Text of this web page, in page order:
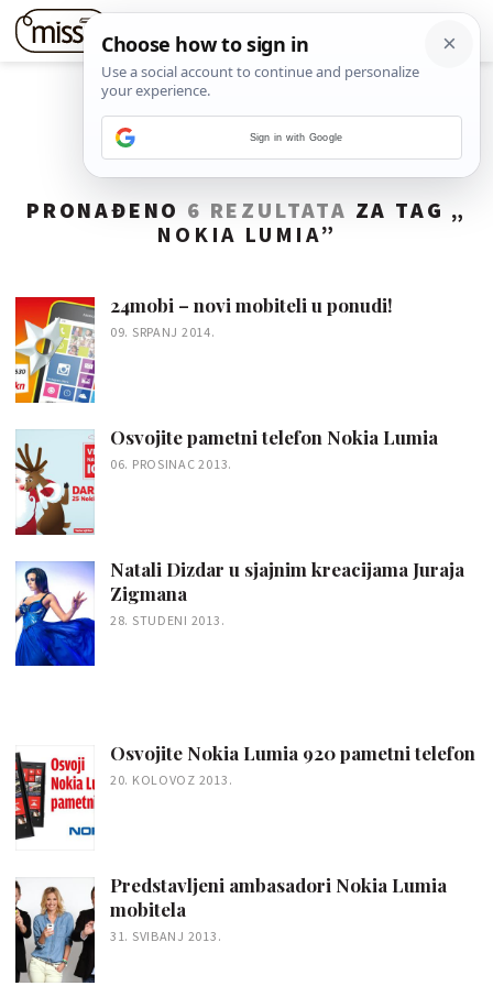
PRONAĐENO 6 REZULTATA ZA TAG „
NOKIA LUMIA”
24mobi – novi mobiteli u ponudi!
09. SRPANJ 2014.
Osvojite pametni telefon Nokia Lumia
06. PROSINAC 2013.
Natali Dizdar u sjajnim kreacijama Juraja
Zigmana
28. STUDENI 2013.
Osvojite Nokia Lumia 920 pametni telefon
20. KOLOVOZ 2013.
Predstavljeni ambasadori Nokia Lumia
mobitela
31. SVIBANJ 2013.
Sign in with Google